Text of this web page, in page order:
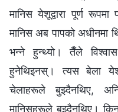
मानिस येशूद्वारा पूर्ण
मानिस अब पापको अधीनमा
भन्‍ने हुन्थ्यो। तैँले
हुनेथिइनस्। त्यस बेला
चेलाहरूले बुझ्‍दैनथिए,
मानिसहरूले बुझ्‍दैनथिए।